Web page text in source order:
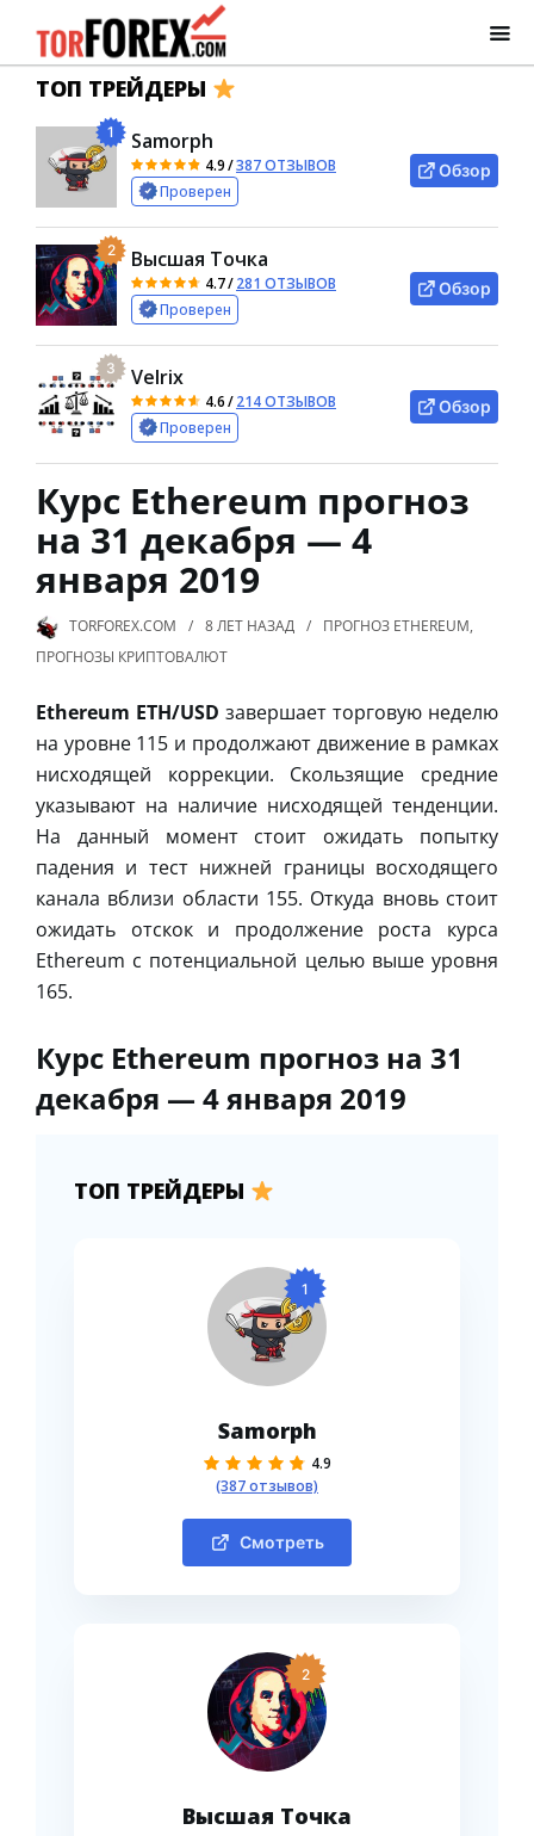
ТОП ТРЕЙДЕРЫ
1 Samorph
4.9/387 ОТЗЫВОВ
Проверен
Обзор
2 Высшая Точка
4.7/281 ОТЗЫВОВ
Проверен
Обзор
3 Velrix
4.6/214 ОТЗЫВОВ
Проверен
Обзор
Курс Ethereum прогноз
на 31 декабря — 4
января 2019
TORFOREX.COM 8 ЛЕТ НАЗАД ПРОГНОЗ ETHEREUM,
ПРОГНОЗЫ КРИПТОВАЛЮТ
Ethereum ETH/USD завершает торговую неделю
на уровне 115 и продолжают движение в рамках
нисходящей коррекции. Скользящие средние
указывают на наличие нисходящей тенденции.
На данный момент стоит ожидать попытку
падения и тест нижней границы восходящего
канала вблизи области 155. Откуда вновь стоит
ожидать отскок и продолжение роста курса
Ethereum с потенциальной целью выше уровня
165.
Курс Ethereum прогноз на 31
декабря — 4 января 2019
ТОП ТРЕЙДЕРЫ
1
Samorph
4.9
(387 отзывов)
Смотреть
2
Высшая Точка